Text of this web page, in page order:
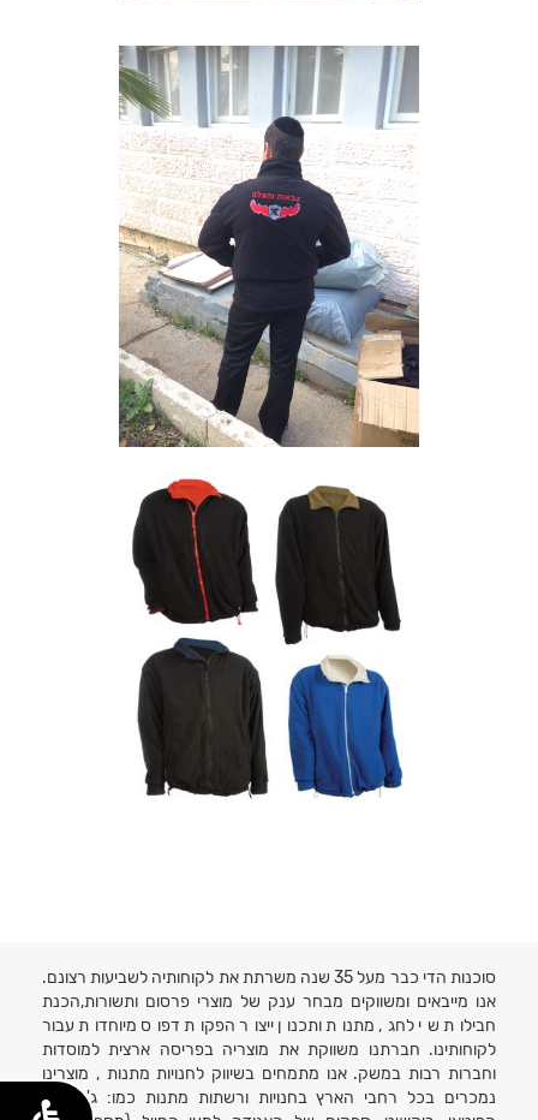
סוכנות הדי כבר מעל 35 שנה משרתת את לקוחותיה לשביעות רצונם.
אנו מייבאים ומשווקים מבחר ענק של מוצרי פרסום ותשורות,הכנת
חבילות שי לחג, מתנות ותכנון ייצור הפקות דפוס מיוחדות עבור
לקוחותינו. חברתנו משווקת את מוצריה בפריסה ארצית למוסדות
וחברות רבות במשק. אנו מתמחים בשיווק לחנויות מתנות , מוצרינו
נמכרים בכל רחבי הארץ בחנויות ורשתות מתנות כמו: ג'נטלמן,